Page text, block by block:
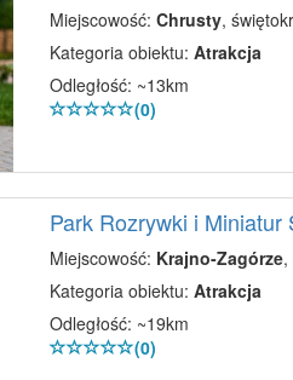
Miejscowość: Chrusty,
Kategoria obiektu: Atrakcja
Odległość: ~13km
(0)
Park Rozrywki i Miniatur
Miejscowość: Krajno-Zagórze,
Kategoria obiektu: Atrakcja
Odległość: ~19km
(0)